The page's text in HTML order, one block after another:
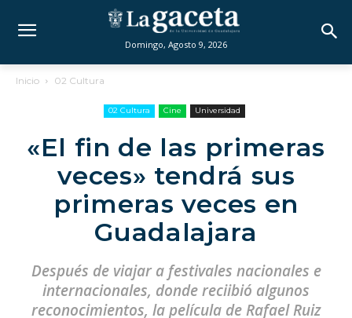
Domingo, Agosto 9, 2026
Inicio 02 Cultura
02 Cultura Cine Universidad
«El fin de las primeras
veces» tendrá sus
primeras veces en
Guadalajara
Después de viajar a festivales nacionales e
internacionales, donde reciibió algunos
reconocimientos, la película de Rafael Ruiz